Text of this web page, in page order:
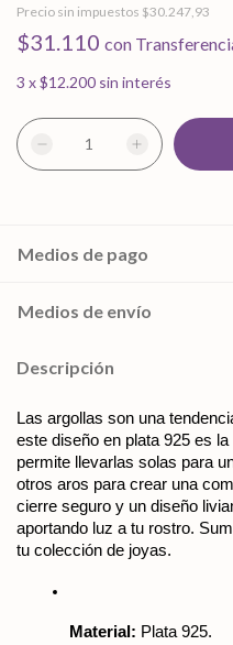
Precio sin impuestos $30.247,93
$31.110 con
3 x$12.200 sin interés
Medios de pago
Medios de envío
Descripción
Las argollas son una
este diseño en plata 925 es
permite llevarlas solas para
otros aros para crear una
cierre seguro y un diseño
aportando luz a tu rostro.
tu colección de joyas.
Material: Plata 925.